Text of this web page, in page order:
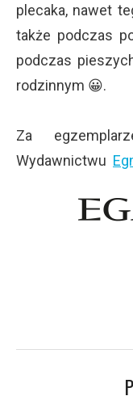
plecaka, nawet
także podczas
podczas
rodzinnym 😀.
Za
Wydawnictwu